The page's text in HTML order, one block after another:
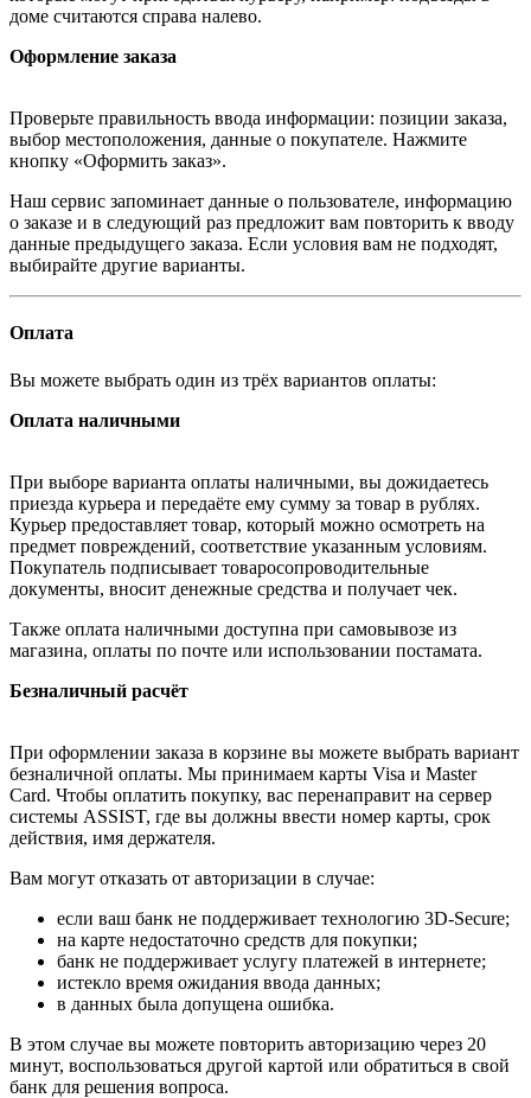
доме считаются справа налево.
Оформление заказа
Проверьте правильность ввода информации: позиции заказа,
выбор местоположения, данные о покупателе. Нажмите
кнопку «Оформить заказ».
Наш сервис запоминает данные о пользователе, информацию
о заказе и в следующий раз предложит вам повторить к вводу
данные предыдущего заказа. Если условия вам не подходят,
выбирайте другие варианты.
Оплата
Вы можете выбрать один из трёх вариантов оплаты:
Оплата наличными
При выборе варианта оплаты наличными, вы дожидаетесь
приезда курьера и передаёте ему сумму за товар в рублях.
Курьер предоставляет товар, который можно осмотреть на
предмет повреждений, соответствие указанным условиям.
Покупатель подписывает товаросопроводительные
документы, вносит денежные средства и получает чек.
Также оплата наличными доступна при самовывозе из
магазина, оплаты по почте или использовании постамата.
Безналичный расчёт
При оформлении заказа в корзине вы можете выбрать вариант
безналичной оплаты. Мы принимаем карты Visa и Master
Card. Чтобы оплатить покупку, вас перенаправит на сервер
системы ASSIST, где вы должны ввести номер карты, срок
действия, имя держателя.
Вам могут отказать от авторизации в случае:
если ваш банк не поддерживает технологию 3D-Secure;
на карте недостаточно средств для покупки;
банк не поддерживает услугу платежей в интернете;
истекло время ожидания ввода данных;
в данных была допущена ошибка.
В этом случае вы можете повторить авторизацию через 20
минут, воспользоваться другой картой или обратиться в свой
банк для решения вопроса.